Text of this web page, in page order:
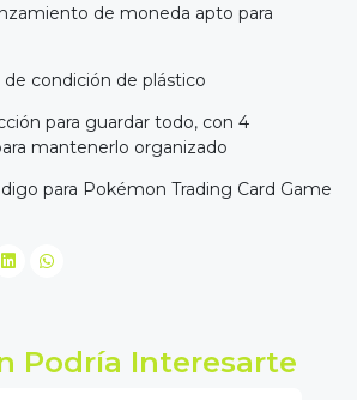
de moneda apto para
condición de plástico
para guardar todo, con 4
mantenerlo organizado
para Pokémon Trading Card Game
Podría Interesarte